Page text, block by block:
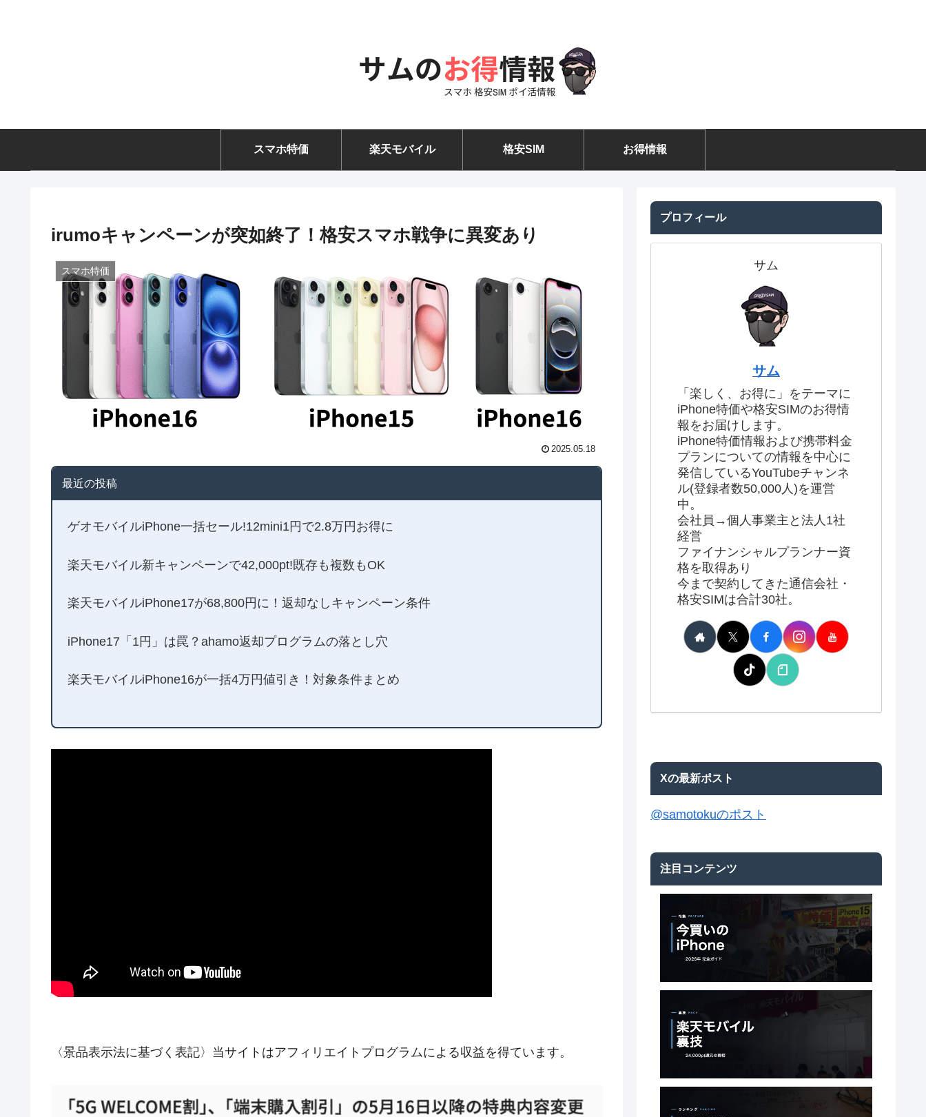
スマホ特価 楽天モバイル 格安SIM お得情報
irumoキャンペーンが突如終了！格安スマホ戦争に異変あり
スマホ特価
2025.05.18
最近の投稿
ゲオモバイルiPhone一括セール!12mini1円で2.8万円お得に
楽天モバイル新キャンペーンで42,000pt!既存も複数もOK
楽天モバイルiPhone17が68,800円に！返却なしキャンペーン条件
iPhone17「1円」は罠？ahamo返却プログラムの落とし穴
楽天モバイルiPhone16が一括4万円値引き！対象条件まとめ
〈景品表示法に基づく表記〉当サイトはアフィリエイトプログラムによる収益を得ています。
プロフィール
サム
サム
「楽しく、お得に」をテーマに
iPhone特価や格安SIMのお得情
報をお届けします。
iPhone特価情報および携帯料金
プランについての情報を中心に
発信しているYouTubeチャンネ
ル(登録者数50,000人)を運営
中。
会社員→個人事業主と法人1社
経営
ファイナンシャルプランナー資
格を取得あり
今まで契約してきた通信会社・
格安SIMは合計30社。
Xの最新ポスト
@samotokuのポスト
注目コンテンツ